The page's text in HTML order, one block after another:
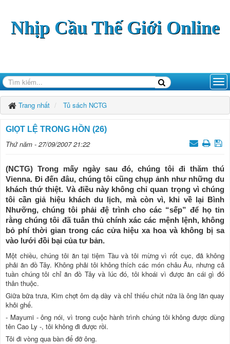
Nhịp Cầu Thế Giới Online
Trang nhất Tủ sách NCTG
GIỌT LỆ TRONG HỒN (26)
Thứ năm - 27/09/2007 21:22
(NCTG) Trong mấy ngày sau đó, chúng tôi đi thăm thú
Vienna. Đi đến đâu, chúng tôi cũng chụp ảnh như những du
khách thứ thiệt. Và điều này không chỉ quan trọng vì chúng
tôi cần giả hiệu khách du lịch, mà còn vì, khi về lại Bình
Nhưỡng, chúng tôi phải đệ trình cho các “sếp” để họ tin
rằng chúng tôi đã tuân thủ chính xác các mệnh lệnh, không
bỏ phí thời gian trong các cửa hiệu xa hoa và không bị sa
vào lưới đồi bại của tư bản.
Một chiều, chúng tôi ăn tại tiệm Tàu và tôi mừng vì rốt cục, đã không
phải ăn đồ Tây. Không phải tôi không thích các món châu Âu, nhưng cả
tuần chúng tôi chỉ ăn đồ Tây và lúc đó, tôi khoái vì được ăn cái gì đó
thân thuộc.
Giữa bữa trưa, Kim chợt ôm dạ dày và chỉ thiếu chút nữa là ông lăn quay
khỏi ghế.
- Mayumi - ông nói, vì trong cuộc hành trình chúng tôi không được dùng
tên Cao Ly -, tôi không đi được rồi.
Tôi đi vòng qua bàn để đỡ ông.